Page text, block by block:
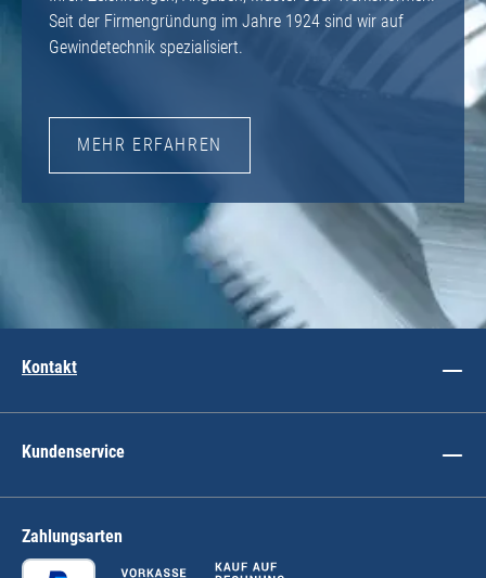
Seit der Firmengründung im Jahre 1924 sind wir auf
Gewindetechnik spezialisiert.
MEHR ERFAHREN
Kontakt
Kundenservice
Zahlungsarten